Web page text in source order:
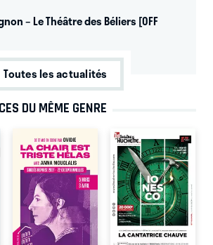
– Le Théâtre des Béliers [OFF
Toutes les actualités
DU MÊME GENRE